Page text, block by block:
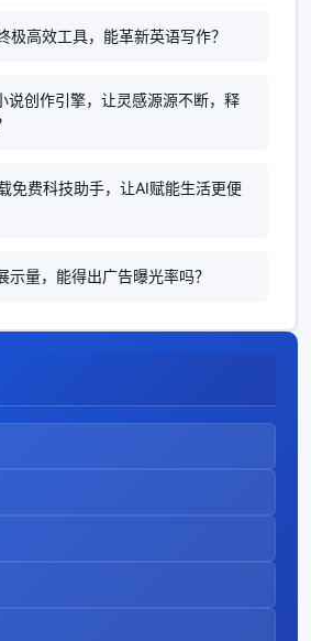
极高效工具，能革新英语写作？
说创作引擎，让灵感源源不断，释
免费科技助手，让AI赋能生活更便
示量，能得出广告曝光率吗？